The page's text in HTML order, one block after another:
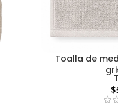
Toalla de
$